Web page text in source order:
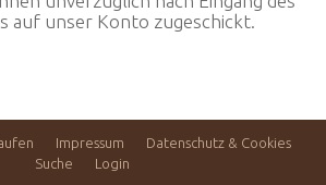
auf unser Konto zugeschickt.
Impressum
Datenschutz & Cookies
Suche
Login